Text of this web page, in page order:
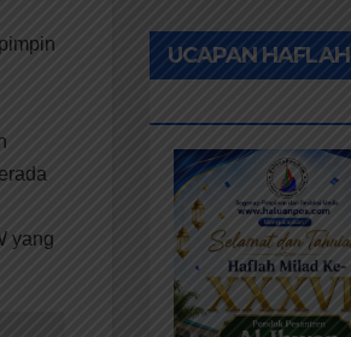
yang
UCAPAN HAFLAH